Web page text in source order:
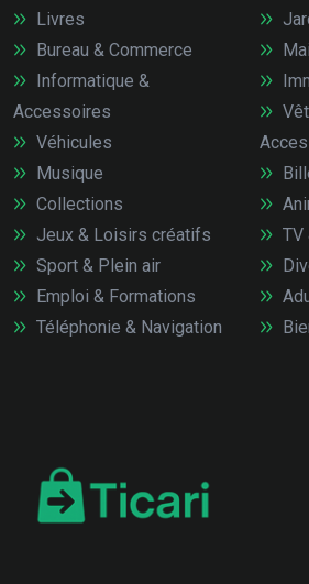
Livres
Bureau & Commerce
Informatique &
Accessoires
Véhicules
Musique
Collections
Jeux & Loisirs créatifs
Sport & Plein air
Emploi & Formations
Téléphonie & Navigation
TV